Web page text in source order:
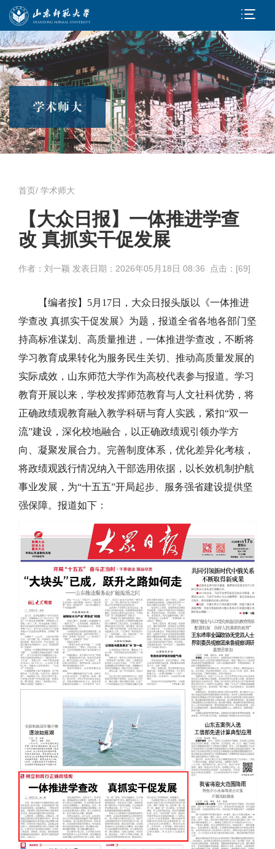
首页/ 学术师大
【大众日报】一体推进学查
改 真抓实干促发展
作者：刘一颖 发表日期： 2026年05月18日 08:36 点击：[69]
【编者按】5月17日，大众日报头版以《一体推进
学查改 真抓实干促发展》为题，报道全省各地各部门坚
持高标准谋划、高质量推进，一体推进学查改，不断将
学习教育成果转化为服务民生关切、推动高质量发展的
实际成效，山东师范大学作为高校代表参与报道。学习
教育开展以来，学校发挥师范教育与人文社科优势，将
正确政绩观教育融入教学科研与育人实践，紧扣“双一
流”建设，深化校地融合，以正确政绩观引领办学方
向、凝聚发展合力。完善制度体系，优化差异化考核，
将政绩观践行情况纳入干部选用依据，以长效机制护航
事业发展，为“十五五”开局起步、服务强省建设提供坚
强保障。报道如下：